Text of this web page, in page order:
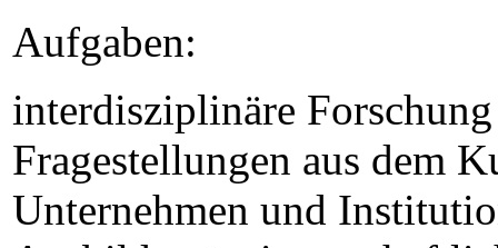
Aufgaben:
interdisziplinäre
Fragestellungen aus dem
Unternehmen und